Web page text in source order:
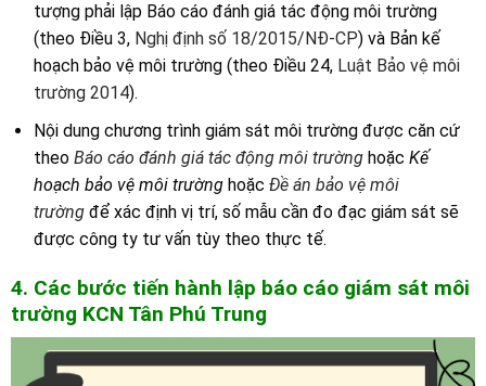
tượng phải lập Báo cáo đánh giá tác động môi trường
(theo Điều 3, Nghị định số 18/2015/NĐ-CP) và Bản kế
hoạch bảo vệ môi trường (theo Điều 24, Luật Bảo vệ môi
trường 2014).
Nội dung chương trình giám sát môi trường được căn cứ
theo Báo cáo đánh giá tác động môi trườnghoặc Kế
hoạch bảo vệ môi trường hoặc Đề án bảo vệ môi
trườngđể xác định vị trí, số mẫu cần đo đạc giám sát sẽ
được công ty tư vấn tùy theo thực tế.
4. Các bước tiến hành lập báo cáo giám sát môi
trường KCN Tân Phú Trung